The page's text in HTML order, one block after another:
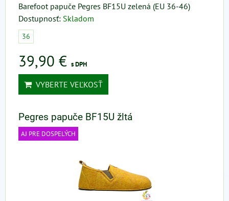
Barefoot papuče Pegres BF15U zelená (EU 36-46)
Dostupnosť: Skladom
36
39,90 € s DPH
VYBERTE VEĽKOSŤ
Pegres papuče BF15U žltá
AJ PRE DOSPELÝCH